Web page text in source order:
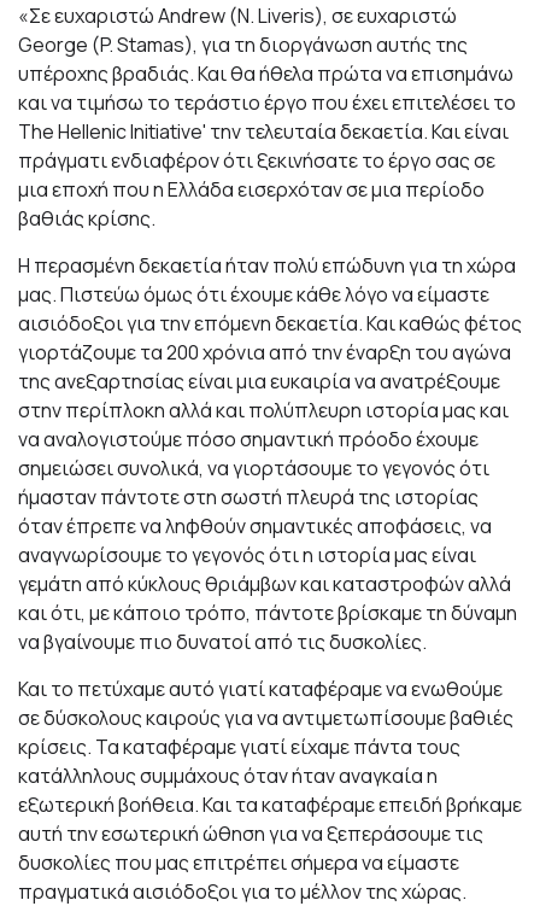
«Σε ευχαριστώ Andrew (N. Liveris), σε ευχαριστώ
George (P. Stamas), για τη διοργάνωση αυτής της
υπέροχης βραδιάς. Και θα ήθελα πρώτα να επισημάνω
και να τιμήσω το τεράστιο έργο που έχει επιτελέσει το
Τhe Hellenic Initiative' την τελευταία δεκαετία. Και είναι
πράγματι ενδιαφέρον ότι ξεκινήσατε το έργο σας σε
μια εποχή που η Ελλάδα εισερχόταν σε μια περίοδο
βαθιάς κρίσης.
Η περασμένη δεκαετία ήταν πολύ επώδυνη για τη χώρα
μας. Πιστεύω όμως ότι έχουμε κάθε λόγο να είμαστε
αισιόδοξοι για την επόμενη δεκαετία. Και καθώς φέτος
γιορτάζουμε τα 200 χρόνια από την έναρξη του αγώνα
της ανεξαρτησίας είναι μια ευκαιρία να ανατρέξουμε
στην περίπλοκη αλλά και πολύπλευρη ιστορία μας και
να αναλογιστούμε πόσο σημαντική πρόοδο έχουμε
σημειώσει συνολικά, να γιορτάσουμε το γεγονός ότι
ήμασταν πάντοτε στη σωστή πλευρά της ιστορίας
όταν έπρεπε να ληφθούν σημαντικές αποφάσεις, να
αναγνωρίσουμε το γεγονός ότι η ιστορία μας είναι
γεμάτη από κύκλους θριάμβων και καταστροφών αλλά
και ότι, με κάποιο τρόπο, πάντοτε βρίσκαμε τη δύναμη
να βγαίνουμε πιο δυνατοί από τις δυσκολίες.
Και το πετύχαμε αυτό γιατί καταφέραμε να ενωθούμε
σε δύσκολους καιρούς για να αντιμετωπίσουμε βαθιές
κρίσεις. Τα καταφέραμε γιατί είχαμε πάντα τους
κατάλληλους συμμάχους όταν ήταν αναγκαία η
εξωτερική βοήθεια. Και τα καταφέραμε επειδή βρήκαμε
αυτή την εσωτερική ώθηση για να ξεπεράσουμε τις
δυσκολίες που μας επιτρέπει σήμερα να είμαστε
πραγματικά αισιόδοξοι για το μέλλον της χώρας.